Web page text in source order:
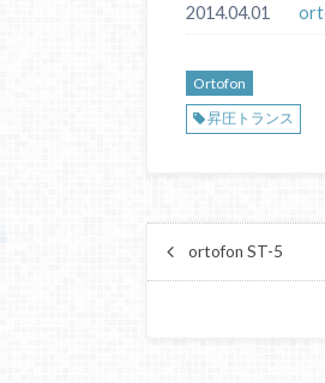
2014.04.01
Ortofon
昇圧トランス
ortofon ST-5